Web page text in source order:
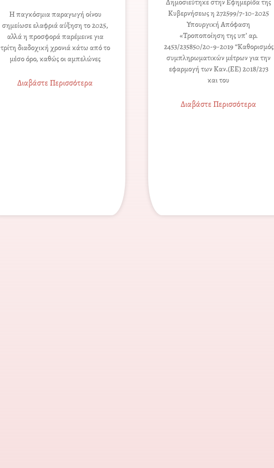
Η παγκόσμια παραγωγή οίνου
σημείωσε ελαφριά αύξηση το 2025,
αλλά η προσφορά παρέμεινε για
τρίτη διαδοχική χρονιά κάτω από το
μέσο όρο, καθώς οι αμπελώνες
Διαβάστε Περισσότερα
Κυβερνήσεως η 272599/7-10-2025
Υπουργική Απόφαση
«Τροποποίηση της υπ’ αρ.
2453/235850/20-9-2019 “Καθορισμός
συμπληρωματικών μέτρων για την
εφαρμογή των Καν.(ΕΕ) 2018/273
και του
Διαβάστε Περισσότερα